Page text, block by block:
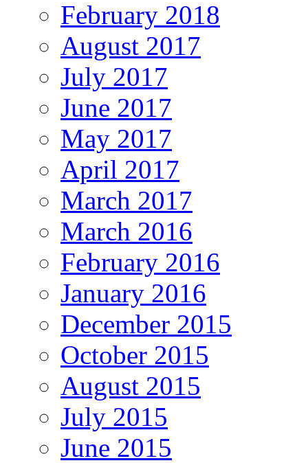
February 2018
August 2017
July 2017
June 2017
May 2017
April 2017
March 2017
March 2016
February 2016
January 2016
December 2015
October 2015
August 2015
July 2015
June 2015